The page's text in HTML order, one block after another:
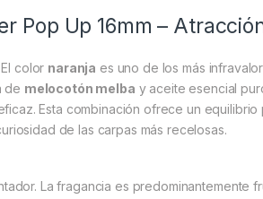
Pop Up 16mm –
color naranja es uno de los más
de melocotón melba y aceite esencial
Esta combinación ofrece un
de las carpas más recelosas.
La fragancia es predominantemente